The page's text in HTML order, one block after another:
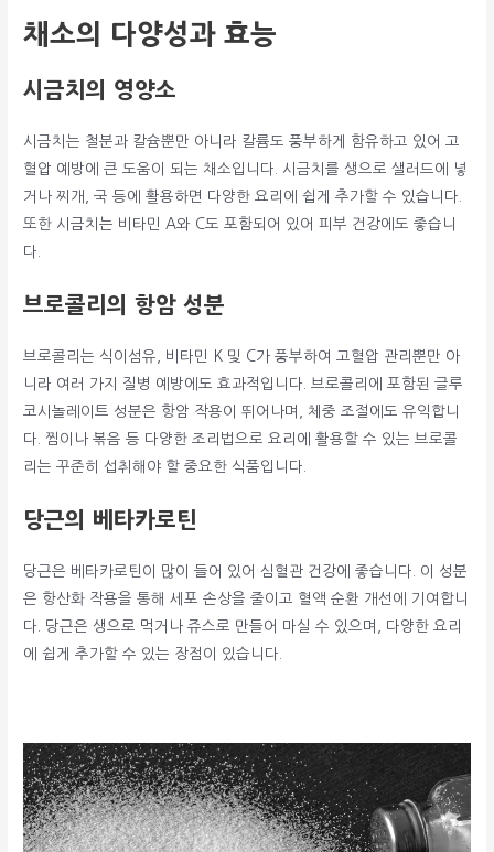
채소의 다양성과 효능
시금치의 영양소
시금치는 철분과 칼슘뿐만 아니라 칼륨도 풍부하게 함유하고 있어 고
혈압 예방에 큰 도움이 되는 채소입니다. 시금치를 생으로 샐러드에 넣
거나 찌개, 국 등에 활용하면 다양한 요리에 쉽게 추가할 수 있습니다.
또한 시금치는 비타민 A와 C도 포함되어 있어 피부 건강에도 좋습니
다.
브로콜리의 항암 성분
브로콜리는 식이섬유, 비타민 K 및 C가 풍부하여 고혈압 관리뿐만 아
니라 여러 가지 질병 예방에도 효과적입니다. 브로콜리에 포함된 글루
코시놀레이트 성분은 항암 작용이 뛰어나며, 체중 조절에도 유익합니
다. 찜이나 볶음 등 다양한 조리법으로 요리에 활용할 수 있는 브로콜
리는 꾸준히 섭취해야 할 중요한 식품입니다.
당근의 베타카로틴
당근은 베타카로틴이 많이 들어 있어 심혈관 건강에 좋습니다. 이 성분
은 항산화 작용을 통해 세포 손상을 줄이고 혈액 순환 개선에 기여합니
다. 당근은 생으로 먹거나 쥬스로 만들어 마실 수 있으며, 다양한 요리
에 쉽게 추가할 수 있는 장점이 있습니다.